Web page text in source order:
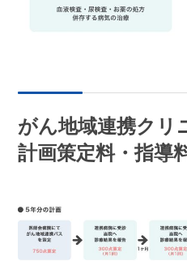
がん地域連携クリ
計画策定料・指導